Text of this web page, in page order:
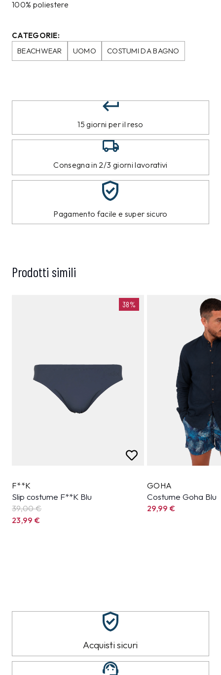
100% poliestere
CATEGORIE:
BEACHWEAR
UOMO COSTUMI DA BAGNO
15 giorni per il reso
Consegna in 2/3 giorni lavorativi
Pagamento facile e super sicuro
Prodotti simili
38%
F**K
Slip costume F**K Blu
39,00 €
23,99€
GOHA
Costume Goha Blu
29,99€
Acquisti sicuri